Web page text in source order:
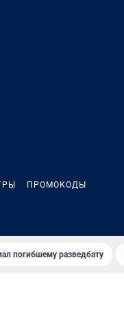
ПРОМОКОДЫ
погибшему разведбату